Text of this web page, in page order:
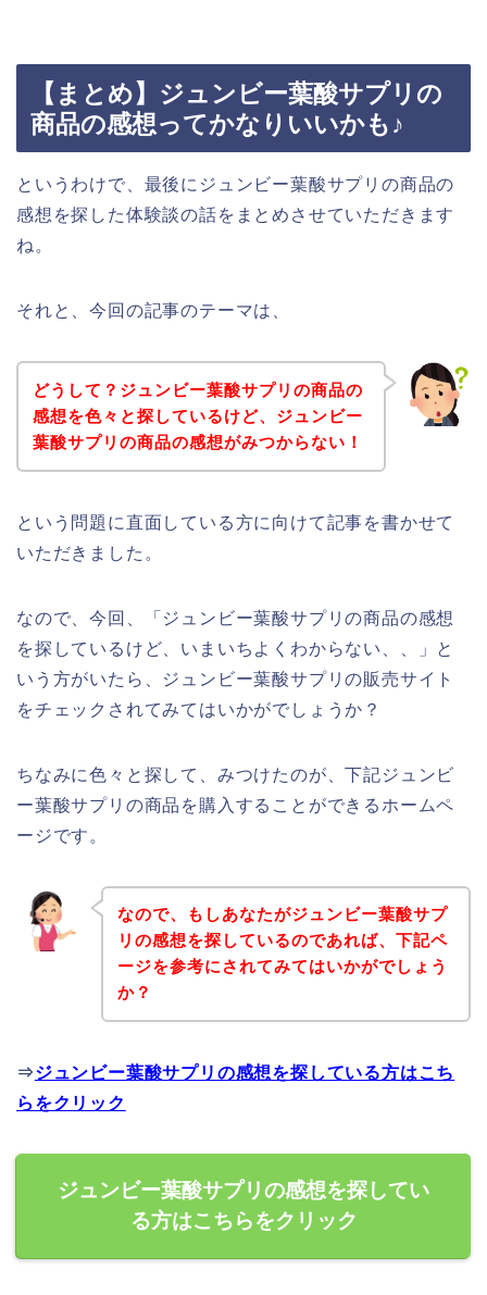
【まとめ】ジュンビー葉酸サプリの
商品の感想ってかなりいいかも♪
というわけで、最後にジュンビー葉酸サプリの商品の
感想を探した体験談の話をまとめさせていただきます
ね。
それと、今回の記事のテーマは、
どうして？ジュンビー葉酸サプリの商品の
感想を色々と探しているけど、ジュンビー
葉酸サプリの商品の感想がみつからない！
という問題に直面している方に向けて記事を書かせて
いただきました。
なので、今回、「ジュンビー葉酸サプリの商品の感想
を探しているけど、いまいちよくわからない、、」と
いう方がいたら、ジュンビー葉酸サプリの販売サイト
をチェックされてみてはいかがでしょうか？
ちなみに色々と探して、みつけたのが、下記ジュンビ
ー葉酸サプリの商品を購入することができるホームペ
ージです。
なので、もしあなたがジュンビー葉酸サプ
リの感想を探しているのであれば、下記ペ
ージを参考にされてみてはいかがでしょう
か？
⇒ジュンビー葉酸サプリの感想を探している方はこち
らをクリック
ジュンビー葉酸サプリの感想を探してい
る方はこちらをクリック